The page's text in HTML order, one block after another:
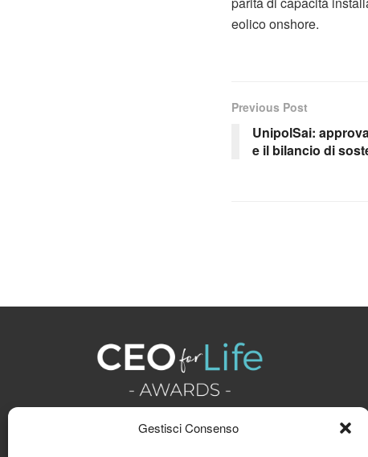
Gestisci Consenso
eolico onshore.
Previous Post
UnipolSai:
e il bilancio di